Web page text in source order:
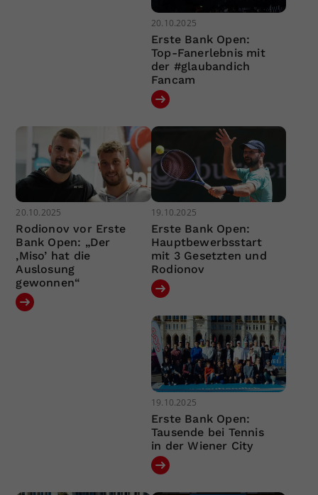
20.10.2025
Erste Bank Open:
Top-Fanerlebnis mit
der #glaubandich
Fancam
20.10.2025
Rodionov vor Erste
Bank Open: „Der
‚Miso’ hat die
Auslosung
gewonnen“
19.10.2025
Erste Bank Open:
Hauptbewerbsstart
mit 3 Gesetzten und
Rodionov
19.10.2025
Erste Bank Open:
Tausende bei Tennis
in der Wiener City